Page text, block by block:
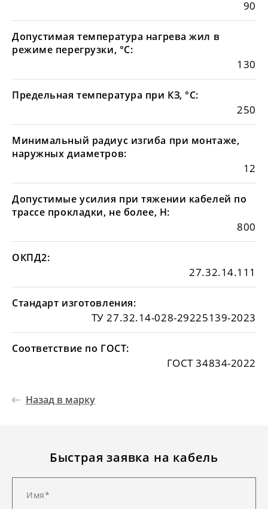
90
Допустимая температура нагрева жил в
режиме перегрузки, °С:
130
Предельная температура при КЗ, °С:
250
Минимальный радиус изгиба при монтаже,
наружных диаметров:
12
Допустимые усилия при тяжении кабелей по
трассе прокладки, не более, Н:
800
ОКПД2:
27.32.14.111
Стандарт изготовления:
ТУ 27.32.14-028-29225139-2023
Соответствие по ГОСТ:
ГОСТ 34834-2022
Назад в марку
Быстрая заявка на кабель